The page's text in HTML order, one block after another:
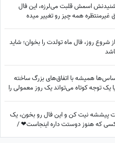
شنیدنش اسمش قلبت می‌لرزه، این فال
غیرمنتظره همه چیز رو تغییر میده
شروع روز، فال ماه تولدت را بخوان؛ شاید
زیباترین احساس‌ها همیشه با اتفاق‌های بزرگ ساخته
یک توجه کوتاه می‌تواند یک روز معمولی را
پیششه نیت کن و این فال رو بخون، یک
که هنوز دوستت داره اینجاست❤ /